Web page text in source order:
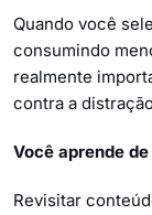
Quando você
consumindo
realmente
contra a
Você aprende
Revisitar